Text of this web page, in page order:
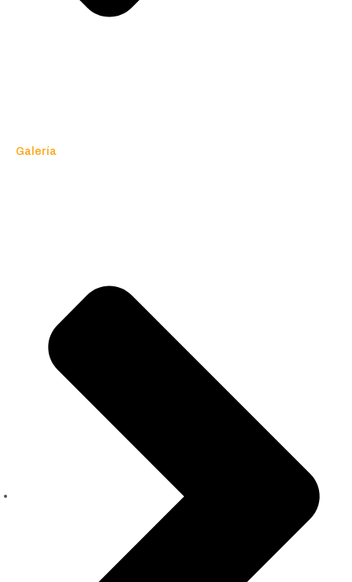
Galería